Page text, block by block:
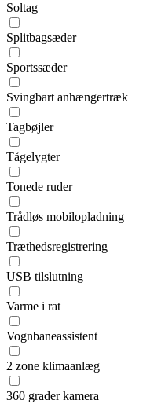
Soltag
Splitbagsæder
Sportssæder
Svingbart anhængertræk
Tagbøjler
Tågelygter
Tonede ruder
Trådløs mobilopladning
Træthedsregistrering
USB tilslutning
Varme i rat
Vognbaneassistent
2 zone klimaanlæg
360 grader kamera